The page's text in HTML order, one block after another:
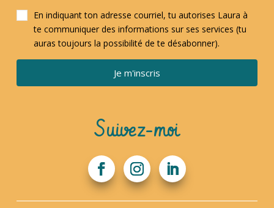
En indiquant ton adresse courriel, tu autorises Laura à
te communiquer des informations sur ses services (tu
auras toujours la possibilité de te désabonner).
Je m'inscris
Suivez-moi